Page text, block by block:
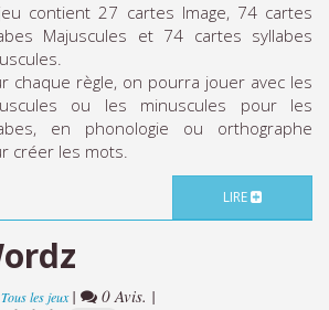
contient 27 cartes Image, 74 cartes
Majuscules et 74 cartes syllabes
chaque règle, on pourra jouer avec les
ou les minuscules pour les
en phonologie ou orthographe
créer les mots.
LIRE
Tous les jeux| 0 Avis. |